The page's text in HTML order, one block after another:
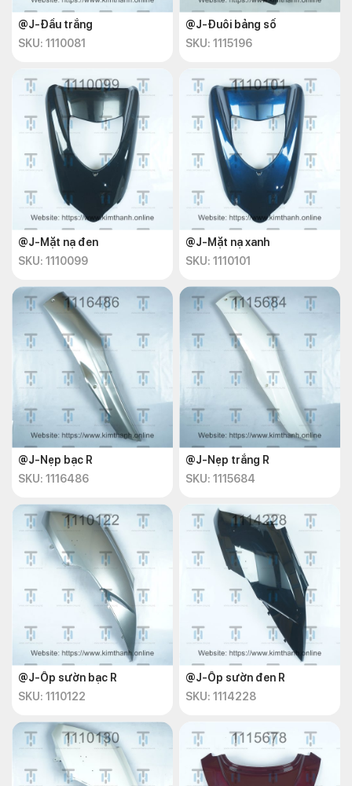
@J-Đầu trắng
SKU: 1110081
@J-Đuôi bảng số
SKU: 1115196
@J-Mặt nạ đen
SKU: 1110099
@J-Mặt nạ xanh
SKU: 1110101
@J-Nẹp bạc R
SKU: 1116486
@J-Nẹp trắng R
SKU: 1115684
@J-Ốp sườn bạc R
SKU: 1110122
@J-Ốp sườn đen R
SKU: 1114228